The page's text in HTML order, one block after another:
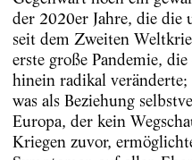
der 2020er Jahre, die die
seit dem Zweiten
erste große Pandemie,
hinein radikal
was als Beziehung
Europa, der kein
Kriegen zuvor,